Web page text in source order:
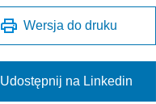
Wersja do druku
Udostępnij na Linkedin